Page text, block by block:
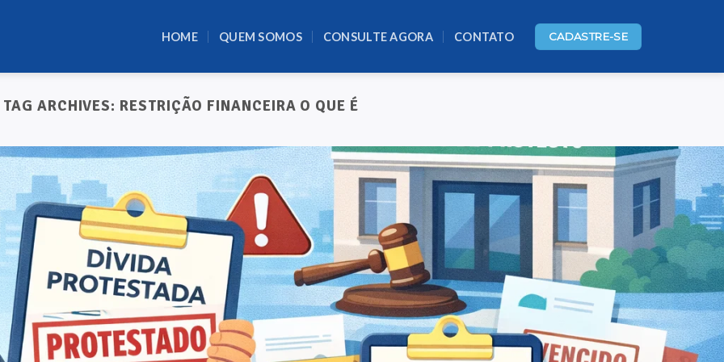
HOME QUEM SOMOS CONSULTE AGORA CONTATO CADASTRE-SE
TAG ARCHIVES: RESTRIÇÃO FINANCEIRA O QUE É